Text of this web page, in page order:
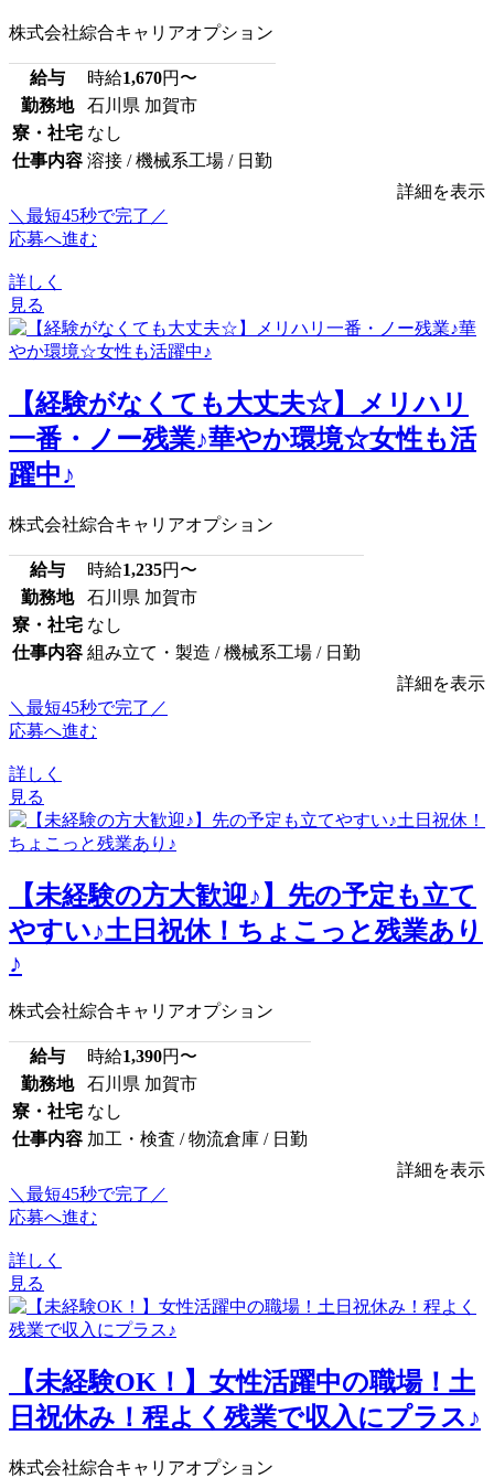
株式会社綜合キャリアオプション
給与 時給1,670円〜
勤務地
石川県 加賀市
寮・社宅 なし
仕事内容 溶接 / 機械系工場 / 日勤
詳細を表示
＼最短45秒で完了／
応募へ進む
詳しく
見る
【経験がなくても大丈夫☆】メリハリ
一番・ノー残業♪華やか環境☆女性も活
躍中♪
株式会社綜合キャリアオプション
給与 時給1,235円〜
勤務地
石川県 加賀市
寮・社宅 なし
仕事内容 組み立て・製造 / 機械系工場 / 日勤
詳細を表示
＼最短45秒で完了／
応募へ進む
詳しく
見る
【未経験の方大歓迎♪】先の予定も立て
やすい♪土日祝休！ちょこっと残業あり
♪
株式会社綜合キャリアオプション
給与 時給1,390円〜
勤務地
石川県 加賀市
寮・社宅 なし
仕事内容 加工・検査 / 物流倉庫 / 日勤
詳細を表示
＼最短45秒で完了／
応募へ進む
詳しく
見る
【未経験OK！】女性活躍中の職場！土
日祝休み！程よく残業で収入にプラス♪
株式会社綜合キャリアオプション